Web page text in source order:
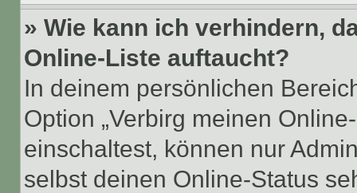
» Wie kann ich verhindern,
Online-Liste auftaucht?
In deinem persönlichen
Option „Verbirg meinen
einschaltest, können nur
selbst deinen Online-Status